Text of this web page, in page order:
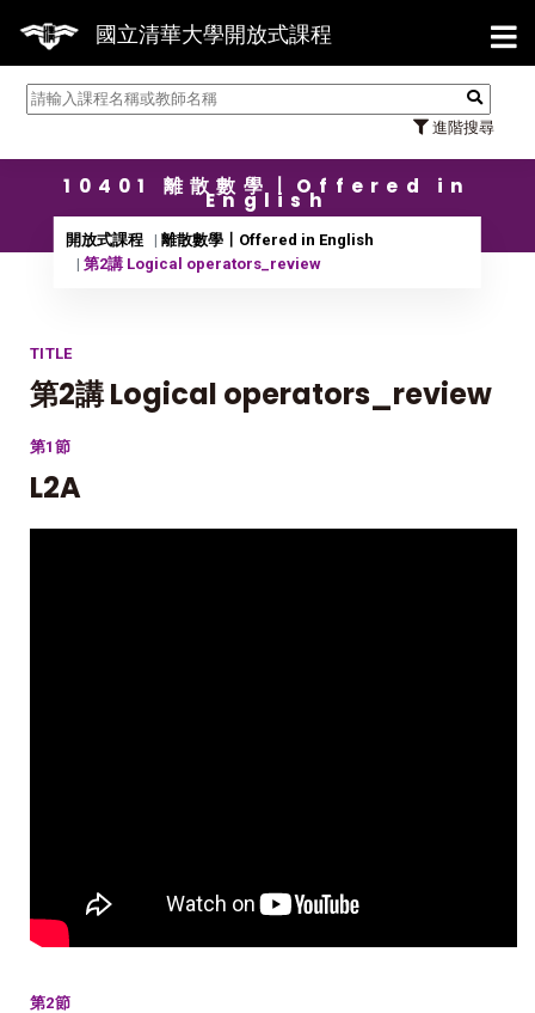
國立清華大學開放式課程
進階搜尋
【
10401 離散數學〡Offered in
English
開放式課程
離散數學〡Offered in English
第2講 Logical operators_review
TITLE
第2講 Logical operators_review
第1節
L2A
第2節